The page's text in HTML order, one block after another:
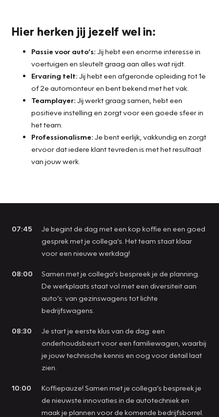
Hier herken jij jezelf wel in:
Passie voor auto’s: Jij hebt een enorme interesse in
voertuigen en sleutelt graag aan alles wat rijdt.
Ervaring telt: Jij hebt een afgeronde opleiding tot 1e
of 2e automonteur en bent bekend met het vak.
Teamplayer: Jij werkt graag samen, hebt een
positieve instelling en zorgt voor een goede sfeer in
het team.
Professionalisme: Je bent eerlijk, vakkundig en zorgt
ervoor dat iedere klant tevreden is met het resultaat
van jouw werk.
07:45
Je begint de dag met een kop koffie en een goed
gesprek met je collega’s. Het team staat klaar
voor een nieuwe werkdag!
08:00
Samen met je collega’s bespreek je de planning.
De werkplaats staat vol met een diversiteit aan
auto’s: van gezinswagens tot lichte
bedrijfswagens.
08:30
Je start je eerste klus van de dag: een
onderhoudsbeurt voor een familiewagen, waarbij
je jouw technische kennis en oog voor detail laat
zien.
10:00
Koffiepauze! Samen met je collega’s bespreek je
de nieuwste innovaties in de autotechniek en
maak je plannen voor de komende bedrijfsborrel.